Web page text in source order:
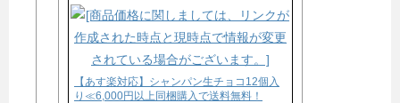
【あす楽対応】シャンパン生チョコ12個入
り≪6,000円以上同梱購入で送料無料！